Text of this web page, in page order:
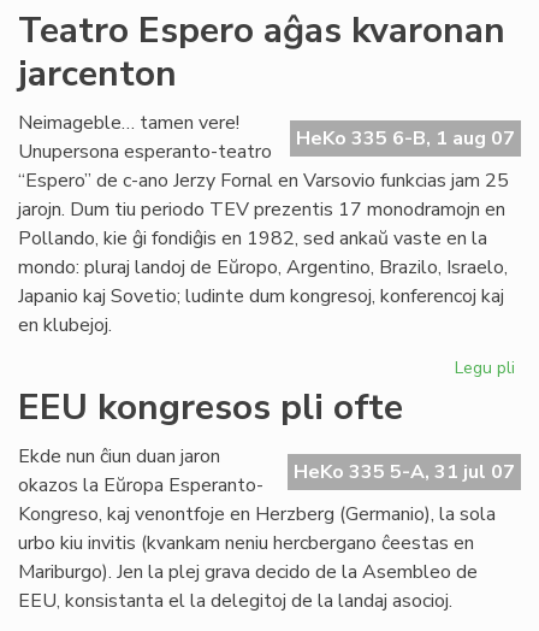
Teatro Espero aĝas kvaronan
jarcenton
HeKo 335 6-B, 1 aug 07
Neimageble… tamen vere!
Unupersona esperanto-teatro
“Espero” de c-ano Jerzy Fornal en Varsovio funkcias jam 25
jarojn. Dum tiu periodo TEV prezentis 17 monodramojn en
Pollando, kie ĝi fondiĝis en 1982, sed ankaŭ vaste en la
mondo: pluraj landoj de Eŭropo, Argentino, Brazilo, Israelo,
Japanio kaj Sovetio; ludinte dum kongresoj, konferencoj kaj
en klubejoj.
Legu pli
EEU kongresos pli ofte
HeKo 335 5-A, 31 jul 07
Ekde nun ĉiun duan jaron
okazos la Eŭropa Esperanto-
Kongreso, kaj venontfoje en Herzberg (Germanio), la sola
urbo kiu invitis (kvankam neniu hercbergano ĉeestas en
Mariburgo). Jen la plej grava decido de la Asembleo de
EEU, konsistanta el la delegitoj de la landaj asocioj.